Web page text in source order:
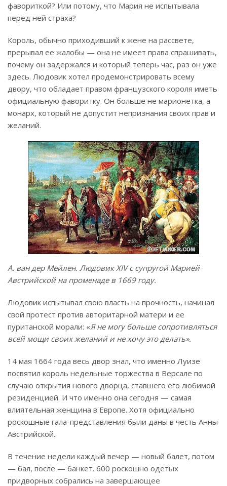
фавориткой? Или потому, что Мария не испытывала
перед ней страха?
Король, обычно приходивший к жене на рассвете,
прерывал ее жалобы — она не имеет права спрашивать,
почему он задержался и который теперь час, раз он уже
здесь. Людовик хотел продемонстрировать всему
двору, что обладает правом французского короля иметь
официальную фаворитку. Он больше не марионетка, а
монарх, который не допустит непризнания своих прав и
желаний.
А. ван дер Мейлен. Людовик XIV с супругой Марией
Австрийской на променаде в 1669 году.
Людовик испытывал свою власть на прочность, начинал
свой протест против авторитарной матери и ее
пуританской морали: «Я не могу больше сопротивляться
всей мощи своих желаний и не хочу это делать».
14 мая 1664 года весь двор знал, что именно Луизе
посвятил король недельные торжества в Версале по
случаю открытия нового дворца, ставшего его любимой
резиденцией. И что именно она сегодня — самая
влиятельная женщина в Европе. Хотя официально
роскошные гала-представления были даны в честь Анны
Австрийской.
В течение недели каждый вечер — новый балет, потом
— бал, после — банкет. 600 роскошно одетых
придворных собрались на завершающее